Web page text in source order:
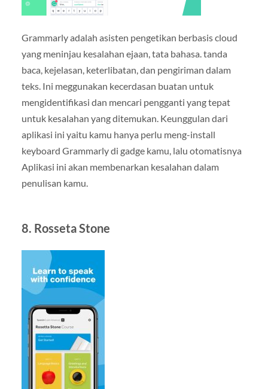
Grammarly adalah asisten pengetikan berbasis cloud
yang meninjau kesalahan ejaan, tata bahasa. tanda
baca, kejelasan, keterlibatan, dan pengiriman dalam
teks. Ini meggunakan kecerdasan buatan untuk
mengidentifikasi dan mencari pengganti yang tepat
untuk kesalahan yang ditemukan. Keunggulan dari
aplikasi ini yaitu kamu hanya perlu meng-install
keyboard Grammarly di gadge kamu, lalu otomatisnya
Aplikasi ini akan membenarkan kesalahan dalam
penulisan kamu.
8. Rosseta Stone